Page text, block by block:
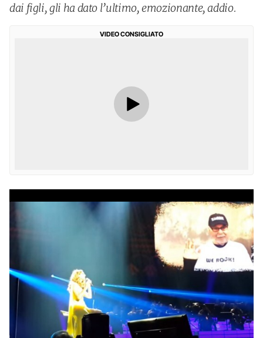
dai figli, gli ha dato l’ultimo, emozionante, addio.
VIDEO CONSIGLIATO